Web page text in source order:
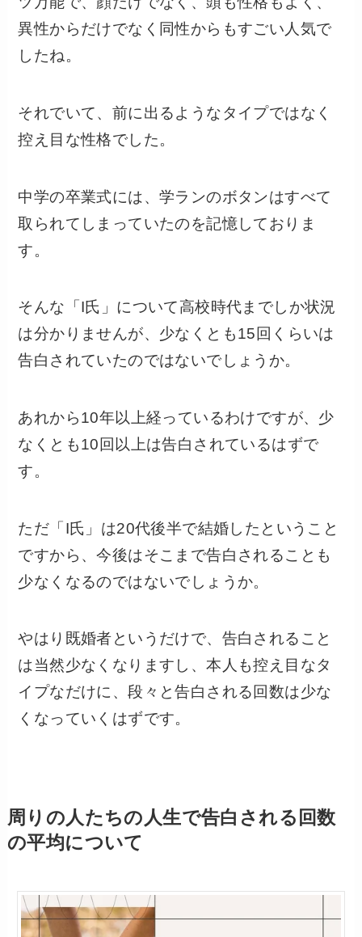
異性からだけでなく同性からもすごい人気で
したね。
それでいて、前に出るようなタイプではなく
控え目な性格でした。
中学の卒業式には、学ランのボタンはすべて
取られてしまっていたのを記憶しておりま
す。
そんな「I氏」について高校時代までしか状況
は分かりませんが、少なくとも15回くらいは
告白されていたのではないでしょうか。
あれから10年以上経っているわけですが、少
なくとも10回以上は告白されているはずで
す。
ただ「I氏」は20代後半で結婚したということ
ですから、今後はそこまで告白されることも
少なくなるのではないでしょうか。
やはり既婚者というだけで、告白されること
は当然少なくなりますし、本人も控え目なタ
イプなだけに、段々と告白される回数は少な
くなっていくはずです。
周りの人たちの人生で告白される回数
の平均について